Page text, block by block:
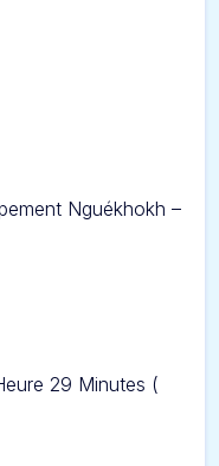
Nguékhokh –
29 Minutes (